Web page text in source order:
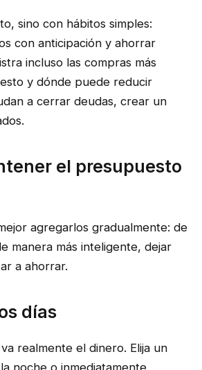
sino con hábitos simples:
con anticipación y ahorrar
incluso las compras más
y dónde puede reducir
a cerrar deudas, crear un
el presupuesto
agregarlos gradualmente: de
manera más inteligente, dejar
a ahorrar.
días
realmente el dinero. Elija un
noche o inmediatamente